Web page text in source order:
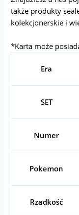
także produkty
kolekcjonerskie i
*Karta może
Era
SET
Numer
Pokemon
Rzadkość